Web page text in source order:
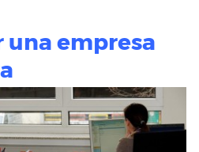
una empresa